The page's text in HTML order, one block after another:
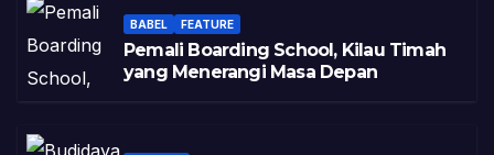
BABEL FEATURE
Pemali Boarding School, Kilau Timah
yang Menerangi Masa Depan